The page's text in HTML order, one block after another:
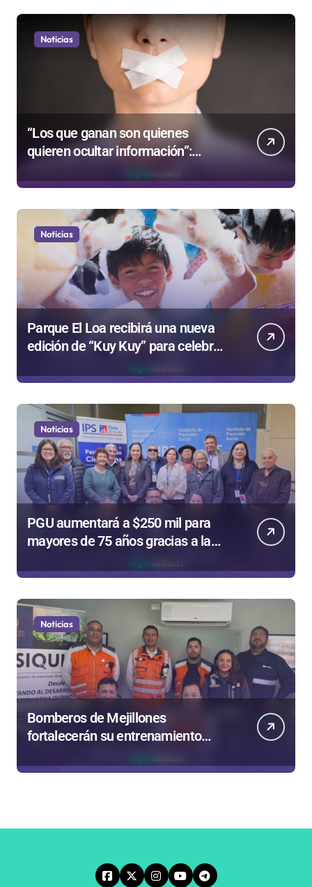
Noticias
“Los que ganan son quienes
quieren ocultar información”:
Colegio de Periodistas cuestiona la
“Ley Mordaza 2.0”
Noticias
Parque El Loa recibirá una nueva
edición de “Kuy Kuy” para celebrar
Noticias
PGU aumentará a $250 mil para
mayores de 75 años gracias a la
reforma aprobada el 2025
Noticias
Bomberos de Mejillones
fortalecerán su entrenamiento
para enfrentar emergencias
complejas